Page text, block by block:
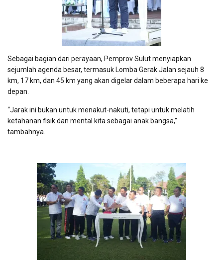
Sebagai bagian dari perayaan, Pemprov Sulut menyiapkan
sejumlah agenda besar, termasuk Lomba Gerak Jalan sejauh 8
km, 17 km, dan 45 km yang akan digelar dalam beberapa hari ke
depan.
“Jarak ini bukan untuk menakut-nakuti, tetapi untuk melatih
ketahanan fisik dan mental kita sebagai anak bangsa,”
tambahnya.